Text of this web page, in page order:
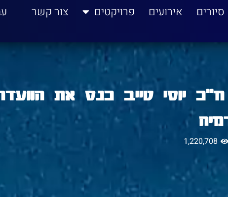
סיורים אירועים פרויקטים צור קשר
ח"כ יוסי טייב כנס את
1,220,708